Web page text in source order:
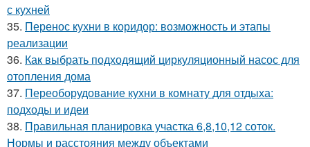
с кухней
35. Перенос кухни в коридор: возможность и этапы
реализации
36. Как выбрать подходящий циркуляционный насос для
отопления дома
37. Переоборудование кухни в комнату для отдыха:
подходы и идеи
38. Правильная планировка участка 6,8,10,12 соток.
Нормы и расстояния между объектами